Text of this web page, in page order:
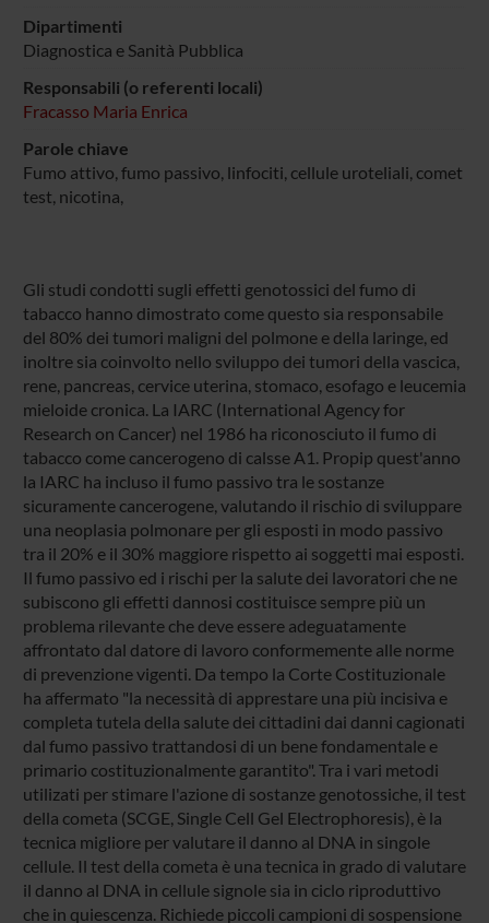
Dipartimenti
Diagnostica e Sanità Pubblica
Responsabili (o referenti locali)
Fracasso Maria Enrica
Parole chiave
Fumo attivo, fumo passivo, linfociti, cellule uroteliali, comet
test, nicotina,
Gli studi condotti sugli effetti genotossici del fumo di
tabacco hanno dimostrato come questo sia responsabile
del 80% dei tumori maligni del polmone e della laringe, ed
inoltre sia coinvolto nello sviluppo dei tumori della vascica,
rene, pancreas, cervice uterina, stomaco, esofago e leucemia
mieloide cronica. La IARC (International Agency for
Research on Cancer) nel 1986 ha riconosciuto il fumo di
tabacco come cancerogeno di calsse A1. Propip quest'anno
la IARC ha incluso il fumo passivo tra le sostanze
sicuramente cancerogene, valutando il rischio di sviluppare
una neoplasia polmonare per gli esposti in modo passivo
tra il 20% e il 30% maggiore rispetto ai soggetti mai esposti.
Il fumo passivo ed i rischi per la salute dei lavoratori che ne
subiscono gli effetti dannosi costituisce sempre più un
problema rilevante che deve essere adeguatamente
affrontato dal datore di lavoro conformemente alle norme
di prevenzione vigenti. Da tempo la Corte Costituzionale
ha affermato "la necessità di apprestare una più incisiva e
completa tutela della salute dei cittadini dai danni cagionati
dal fumo passivo trattandosi di un bene fondamentale e
primario costituzionalmente garantito". Tra i vari metodi
utilizati per stimare l'azione di sostanze genotossiche, il test
della cometa (SCGE, Single Cell Gel Electrophoresis), è la
tecnica migliore per valutare il danno al DNA in singole
cellule. Il test della cometa è una tecnica in grado di valutare
il danno al DNA in cellule signole sia in ciclo riproduttivo
che in quiescenza. Richiede piccoli campioni di sospensione